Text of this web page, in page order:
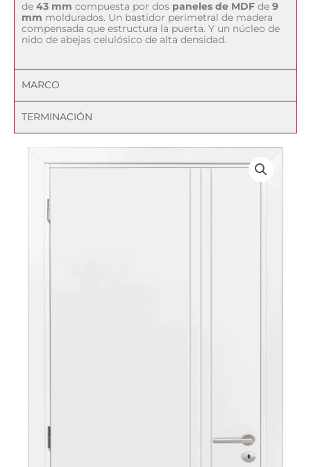
de 43 mm compuesta por dos paneles de MDF de 9
mm moldurados. Un bastidor perimetral de madera
compensada que estructura la puerta. Y un núcleo de
nido de abejas celulósico de alta densidad.
MARCO
TERMINACIÓN